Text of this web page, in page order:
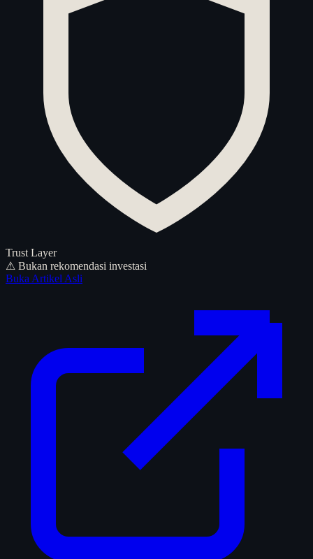
Trust Layer
⚠ Bukan rekomendasi investasi
Buka Artikel Asli